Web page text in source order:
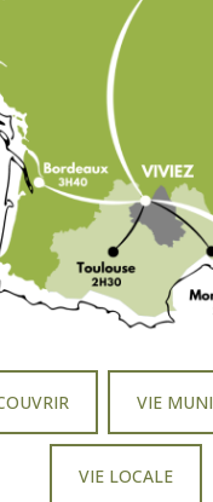
VIE
VIE LOCALE